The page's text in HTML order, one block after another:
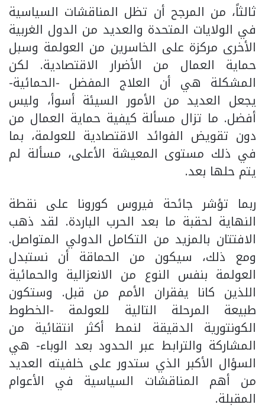
ثالثاً، من المرجح أن تظل المناقشات السياسية
في الولايات المتحدة والعديد من الدول الغربية
الأخرى مركزة على الخاسرين من العولمة وسبل
حماية العمال من الأضرار الاقتصادية. لكن
المشكلة هي أن العلاج المفضل -الحمائية-
يجعل العديد من الأمور السيئة أسوأ، وليس
أفضل. ما تزال مسألة كيفية حماية العمال من
دون تقويض الفوائد الاقتصادية للعولمة، بما
في ذلك مستوى المعيشة الأعلى، مسألة لم
يتم حلها بعد.
ربما تؤشر جائحة فيروس كورونا على نقطة
النهاية لحقبة ما بعد الحرب الباردة. لقد ذهب
الافتتان بالمزيد من التكامل الدولي المتواصل.
ومع ذلك، سيكون من الحماقة أن نستبدل
العولمة بنفس النوع من الانعزالية والحمائية
اللذين كانا يفقران الأمم من قبل. وستكون
طبيعة المرحلة التالية للعولمة -الخطوط
الكونتورية الدقيقة لنمط أكثر انتقائية من
المشاركة والترابط عبر الحدود بعد الوباء- هي
السؤال الأكبر الذي ستدور على خلفيته العديد
من أهم المناقشات السياسية في الأعوام
المقبلة.